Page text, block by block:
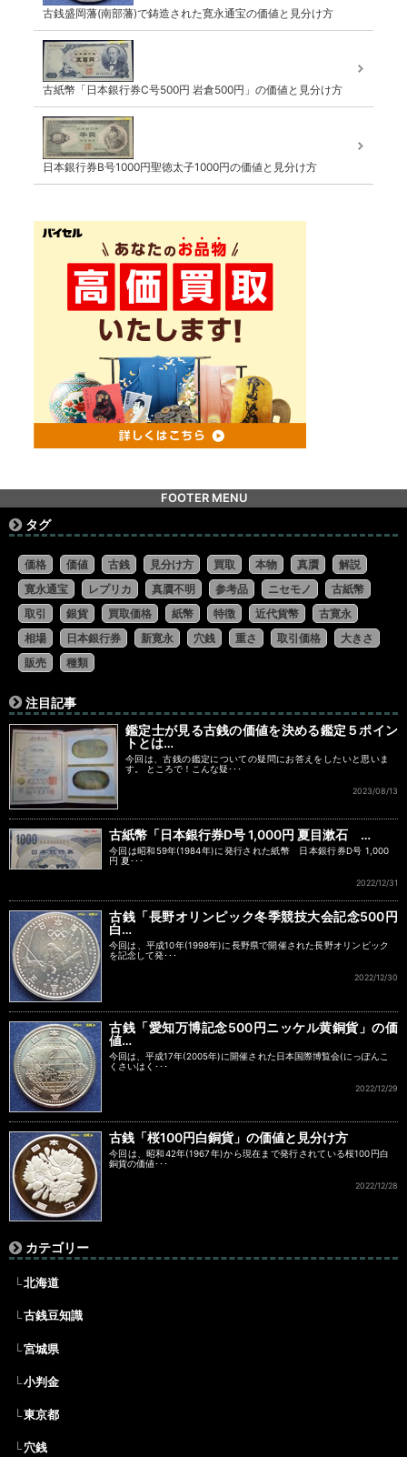
古銭盛岡藩(南部藩)で鋳造された寛永通宝の価値と見分け方
古紙幣「日本銀行券C号500円 岩倉500円」の価値と見分け方
日本銀行券B号1000円聖徳太子1000円の価値と見分け方
FOOTER MENU
タグ
価格 価値 古銭 見分け方 買取 本物 真贋
解説
寛永通宝
レプリカ 真贋不明 参考品 ニセモノ
古紙幣
取引
銀貨 買取価格 紙幣 特徴 近代貨幣
古寛永
相場
日本銀行券 新寛永 穴銭 重さ 取引価格
大きさ
販売
種類
注目記事
鑑定士が見る古銭の価値を決める鑑定５ポイン
トとは…
今回は、古銭の鑑定についての疑問にお答えをしたいと思いま
す。 ところで！こんな疑･･･
2023/08/13
古紙幣「日本銀行券D号 1,000円 夏目漱石 …
今回は昭和59年(1984年)に発行された紙幣 日本銀行券D号 1,000
円 夏･･･
2022/12/31
古銭「長野オリンピック冬季競技大会記念500円
白…
今回は、平成10年(1998年)に長野県で開催された長野オリンピック
を記念して発･･･
2022/12/30
古銭「愛知万博記念500円ニッケル黄銅貨」の価
値…
今回は、平成17年(2005年)に開催された日本国際博覧会(にっぽんこ
くさいはく･･･
2022/12/29
古銭「桜100円白銅貨」の価値と見分け方
今回は、昭和42年(1967年)から現在まで発行されている桜100円白
銅貨の価値･･･
2022/12/28
カテゴリー
北海道
古銭豆知識
宮城県
小判金
東京都
穴銭